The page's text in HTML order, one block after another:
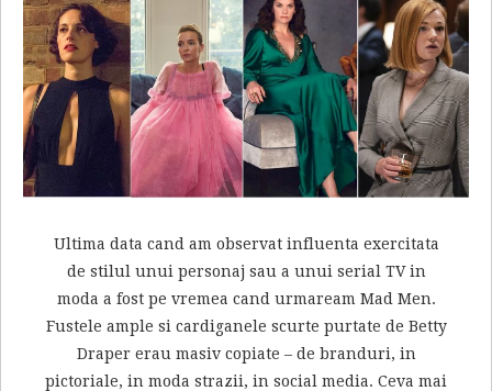
Ultima data cand am observat influenta exercitata
de stilul unui personaj sau a unui serial TV in
moda a fost pe vremea cand urmaream Mad Men.
Fustele ample si cardiganele scurte purtate de Betty
Draper erau masiv copiate – de branduri, in
pictoriale, in moda strazii, in social media. Ceva mai